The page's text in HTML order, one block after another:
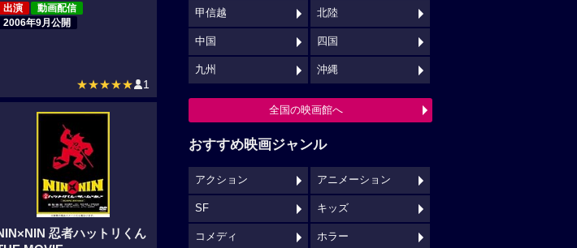
出演
動画配信
2006年9月公開
★★★★★ 1
忍者ハットリくん
甲信越 北陸
中国 四国
九州 沖縄
全国の映画館へ
おすすめ映画ジャンル
アクション アニメーション
SF キッズ
コメディ ホラー